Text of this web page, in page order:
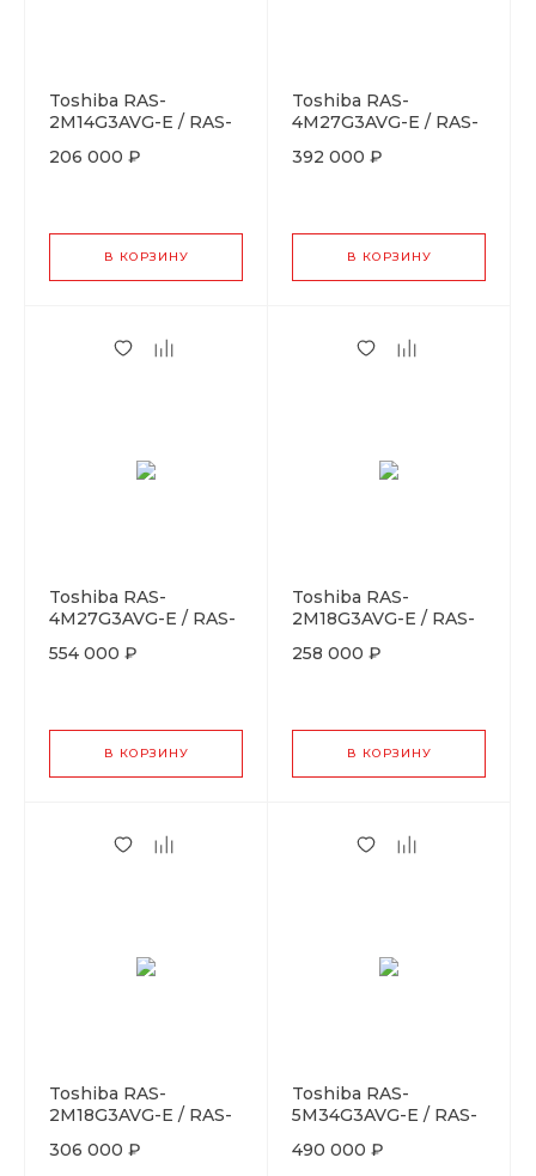
Toshiba RAS-
2M14G3AVG-E / RAS-
206 000 ₽
В КОРЗИНУ
Toshiba RAS-
4M27G3AVG-E / RAS-
392 000 ₽
В КОРЗИНУ
Toshiba RAS-
4M27G3AVG-E / RAS-
554 000 ₽
В КОРЗИНУ
Toshiba RAS-
2M18G3AVG-E / RAS-
258 000 ₽
В КОРЗИНУ
Toshiba RAS-
2M18G3AVG-E / RAS-
306 000 ₽
Toshiba RAS-
5M34G3AVG-E / RAS-
490 000 ₽